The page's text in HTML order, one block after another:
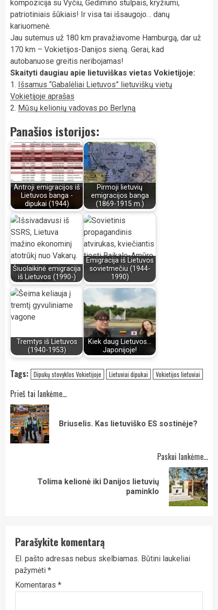
kompozicija su Vyčiu, Gedimino stulpais, kryžiumi,
patriotiniais šūkiais! Ir visa tai išsaugojo… danų
kariuomenė.
Jau sutemus už 180 km pravažiavome Hamburgą, dar už
170 km – Vokietijos-Danijos sieną. Gerai, kad
autobanuose greitis neribojamas!
Skaityti daugiau apie lietuviškas vietas Vokietijoje:
1. Išsamus “Gabalėliai Lietuvos” lietuviškų vietų
Vokietijoje aprašas
2. Mūsų kelionių vadovas po Berlyną
Panašios istorijos:
Antroji emigracijos iš
Lietuvos banga -
dipukai (1944)
Pirmoji lietuvių
emigracijos banga
(1869-1915 m.)
Šiuolaikinė emigracija
iš Lietuvos (1990-)
Emigracija iš Lietuvos
sovietmečiu (1944-
1990)
Tremtys iš Lietuvos
(1940-1953)
Kiek daug Lietuvos...
Japonijoje!
Tags: Dipukų stovyklos Vokietijoje Lietuviai dipukai Vokietijos lietuviai
Continue
Reading
Prieš tai lankėme...
Briuselis. Kas lietuviško ES sostinėje?
Paskui lankėme...
Tolima kelionė iki Danijos lietuvių
paminklo
Parašykite komentarą
El. pašto adresas nebus skelbiamas. Būtini laukeliai
pažymėti *
Komentaras *